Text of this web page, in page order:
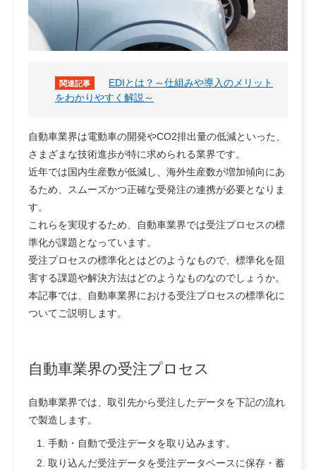
EDIとは？～仕組みや導入のメリット
をわかりやすく解説～
自動車業界は電動車の開発やCO2排出量の低減といった、
さまざまな技術進歩が特に求められる業界です。
近年では国内生産数が低減し、海外生産数が増加傾向にあ
るため、スムーズかつ正確な受発注の連携が必要となりま
す。
これらを実現するため、自動車業界では受注プロセスの標
準化が課題となっています。
受注プロセスの標準化とはどのようなもので、標準化を阻
害する課題や解決方法はどのようなものなのでしょうか。
本記事では、自動車業界における受注プロセスの標準化に
ついてご説明します。
自動車業界の受注プロセス
自動車業界では、取引先から受注したデータを下記の流れ
で製造します。
手動・自動で受注データを取り込みます。
取り込んだ受注データを受注データベースに保存・蓄